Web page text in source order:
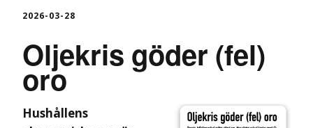
2026-03-28
Oljekris göder (fel)
oro
Hushållens